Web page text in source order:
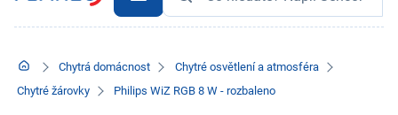
Chytrá domácnost
Chytré osvětlení a atmosféra
Chytré žárovky
Philips WiZ RGB 8 W - rozbaleno